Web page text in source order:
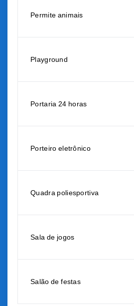
Permite animais
Playground
Portaria 24 horas
Porteiro eletrônico
Quadra poliesportiva
Sala de jogos
Salão de festas